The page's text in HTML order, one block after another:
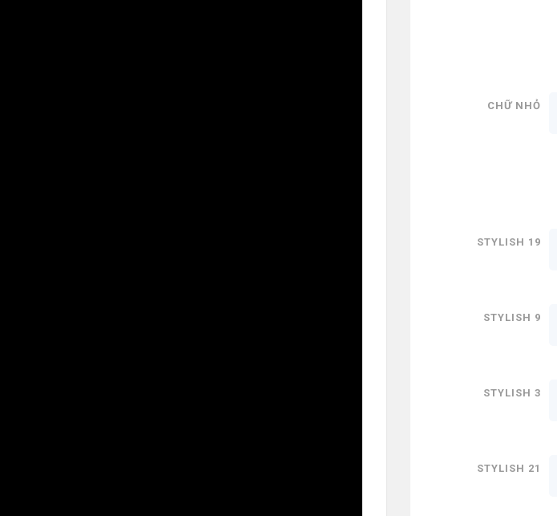
Chữ nhỏ
Stylish 19
Stylish 9
Stylish 3
Stylish 21